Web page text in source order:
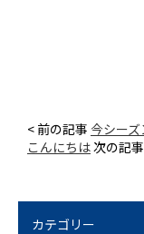
< 前の記事 今シー
こんにちは次の記
カテゴリー